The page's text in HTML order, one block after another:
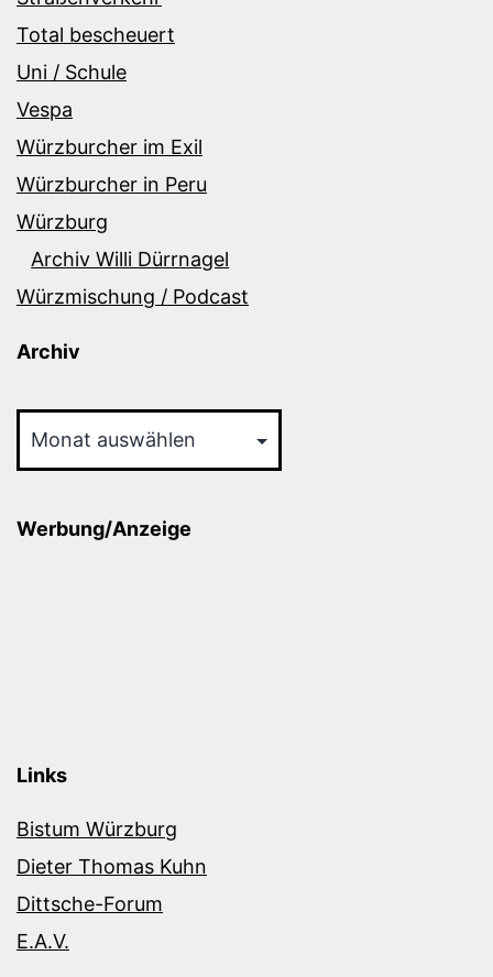
Total bescheuert
Uni / Schule
Vespa
Würzburcher im Exil
Würzburcher in Peru
Würzburg
Archiv Willi Dürrnagel
Würzmischung / Podcast
Archiv
Werbung/Anzeige
Links
Bistum Würzburg
Dieter Thomas Kuhn
Dittsche-Forum
E.A.V.